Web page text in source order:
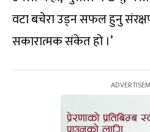
वटा बचेरा उड्न सफल हुनु
सकारात्मक संकेत हो ।’